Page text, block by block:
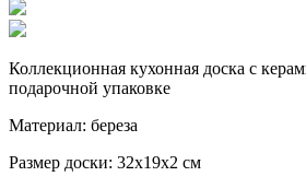
Коллекционная кухонная доска с
подарочной упаковке
Материал: береза
Размер доски: 32х19х2 см